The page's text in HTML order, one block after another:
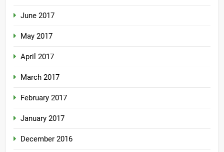
June 2017
May 2017
April 2017
March 2017
February 2017
January 2017
December 2016